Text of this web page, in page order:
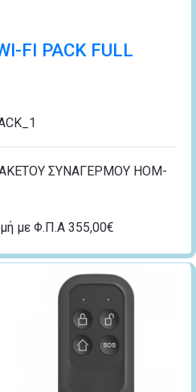
FI PACK FULL
ΣΥΝΑΓΕΡΜΟΥ HOM-
με Φ.Π.Α 355,00€